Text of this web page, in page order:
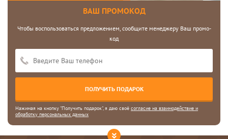
ВАШ ПРОМОКОД
Чтобы воспользоваться предложением, сообщите менеджеру Ваш промо-
код
Нажимая на кнопку "Получить подарок", я даю своё согласие на взаимодействие и
обработку персональных данных